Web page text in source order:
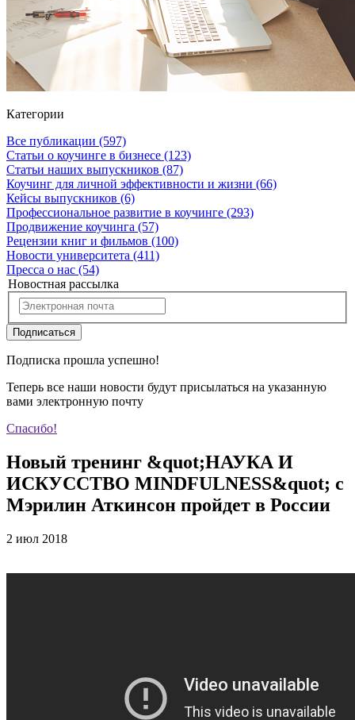
Категории
Все публикации (597)
Статьи о коучинге в бизнесе (123)
Статьи наших выпускников (87)
Коучинг для личной эффективности и жизни (66)
Кейсы выпускников (6)
Профессиональное развитие в коучинге (293)
Продвижение коучинга (57)
Рецензии книг и фильмов (100)
Новости университета (411)
Пресса о нас (54)
Новостная рассылка
Подписаться
Подписка прошла успешно!
Теперь все наши новости будут присылаться на указанную
вами электронную почту
Спасибо!
Новый тренинг &quot;НАУКА И
ИСКУССТВО MINDFULNESS&quot; с
Мэрилин Аткинсон пройдет в России
2 июл 2018